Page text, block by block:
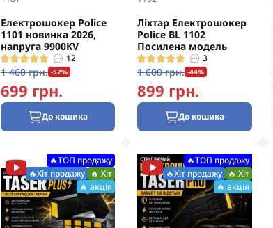
Електрошокер Police
1101 новинка 2026,
напруга 9900KV
12
1 460 грн. -52%
699 грн.
До кошика
Ліхтар Електрошокер
Police BL 1102
Посилена модель
3
1 600 грн. -44%
899 грн.
До кошика
🔥ТОП продажу
🔥Хіт продажу 🔥 Хіт
🔥 акція
🔥ТОП продажу
🔥Хіт продажу
🔥 Хіт
🔥 акція